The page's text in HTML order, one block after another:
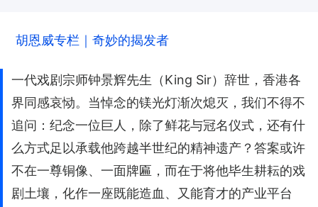
胡恩威专栏｜奇妙的揭发者
一代戏剧宗师钟景辉先生（King Sir）辞世，香港各
界同感哀恸。当悼念的镁光灯渐次熄灭，我们不得不
追问：纪念一位巨人，除了鲜花与冠名仪式，还有什
么方式足以承载他跨越半世纪的精神遗产？答案或许
不在一尊铜像、一面牌匾，而在于将他毕生耕耘的戏
剧土壤，化作一座既能造血、又能育才的产业平台